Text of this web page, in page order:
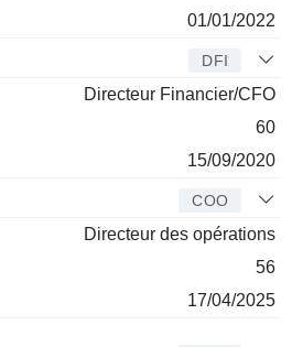
01/01/2022
DFI
Directeur Financier/CFO
60
15/09/2020
COO
Directeur des opérations
56
17/04/2025